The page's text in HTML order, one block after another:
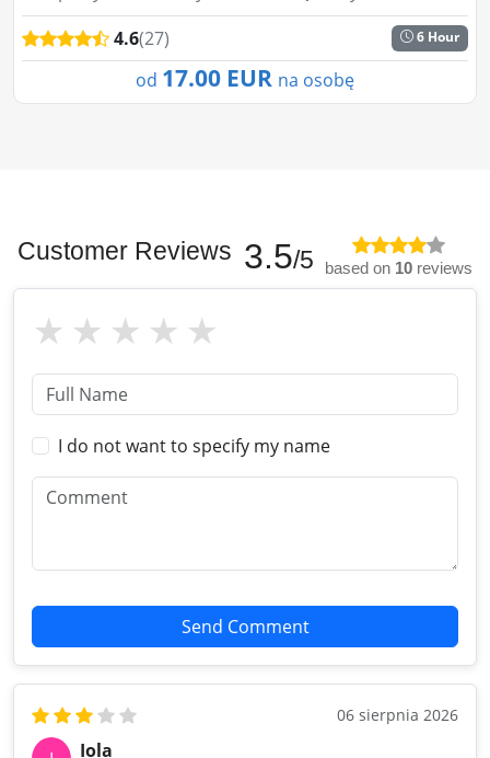
goście mogą skorzystać z wielu atrakcji. Foam Party,
przyjemność p...
4.6(27) 6 Hour
od 17.00 EUR na osobę
Customer Reviews 3.5/5 based on 10 reviews
I do not want to specify my name
Send Comment
06 sierpnia 2026
Iola